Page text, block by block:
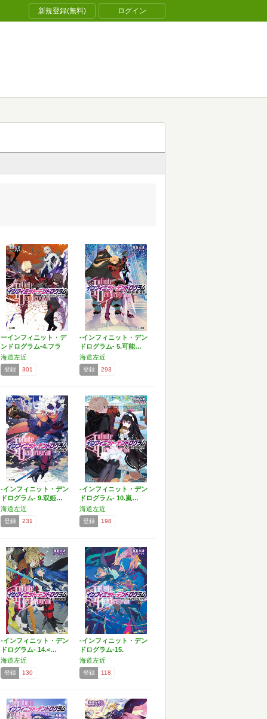
新規登録(無料) ログイン
ーインフィニット・デ
ンドログラム-4.フラ
ン…
海道左近
登録 301
-インフィニット・デン
ドログラム- 5.可能…
海道左近
登録 293
-インフィニット・デン
ドログラム- 9.双姫…
海道左近
登録 231
-インフィニット・デン
ドログラム- 10.嵐…
海道左近
登録 198
-インフィニット・デン
ドログラム- 14.<…
海道左近
登録 130
-インフィニット・デン
ドログラム-15.
海道左近
登録 118